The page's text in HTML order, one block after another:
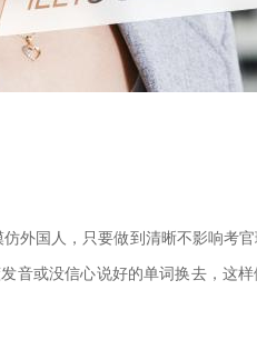
外国人，只要做到清晰不影响考
音或没信心说好的单词换去，这